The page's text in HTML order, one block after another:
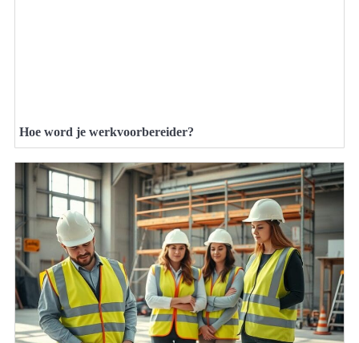
Hoe word je werkvoorbereider?